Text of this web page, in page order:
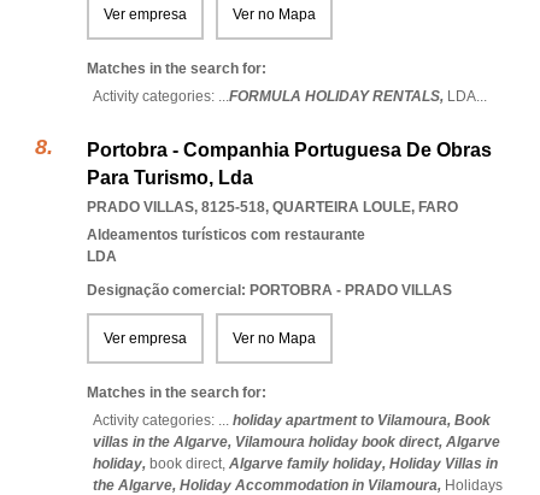
Ver empresa Ver no Mapa
Matches in the search for:
Activity categories: ...FORMULA HOLIDAY RENTALS, LDA...
Portobra - Companhia Portuguesa De Obras
Para Turismo, Lda
PRADO VILLAS, 8125-518, QUARTEIRA LOULE, FARO
Aldeamentos turísticos com restaurante
LDA
Designação comercial: PORTOBRA - PRADO VILLAS
Ver empresa Ver no Mapa
Matches in the search for:
Activity categories: ... holiday apartment to Vilamoura, Book
villas in the Algarve, Vilamoura holiday book direct, Algarve
holiday, book direct, Algarve family holiday, Holiday Villas in
the Algarve, Holiday Accommodation in Vilamoura, Holidays